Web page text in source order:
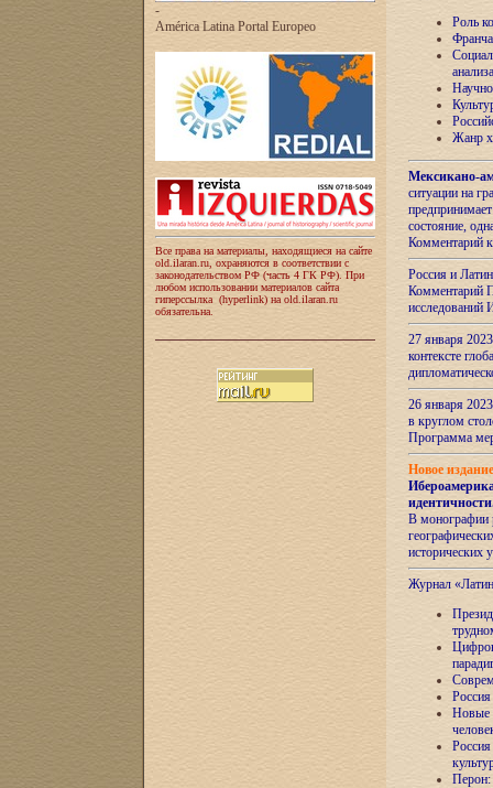
-
América Latina Portal Europeo
Все права на материалы, находящиеся на сайте
old.ilaran.ru, охраняются в соответствии с
законодательством РФ (часть 4 ГК РФ). При
любом использовании материалов сайта
гиперссылка (hyperlink) на old.ilaran.ru
обязательна.
Роль
анализа
Жанр
Мексикано-
ситуации на
состояние,
Комментарий
Россия и
Комментарий
27 января
контексте
26 января
в круглом
Программа
Новое
идентичности
В монографии
исторических
Журнал
Новые
Перон: